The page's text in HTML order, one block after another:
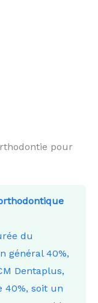
pour
du
général 40%,
Dentaplus,
40%, soit un